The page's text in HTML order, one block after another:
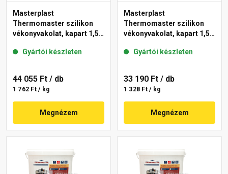
Masterplast
Thermomaster szilikon
vékonyvakolat, kapart 1,5
Gyártói készleten
44 055 Ft / db
1 762 Ft / kg
Megnézem
Masterplast
Thermomaster szilikon
vékonyvakolat, kapart 1,5
Gyártói készleten
33 190 Ft / db
1 328 Ft / kg
Megnézem